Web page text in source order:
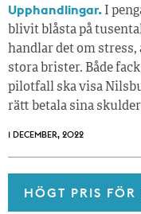
Upphandlingar. I
blivit blåsta på
handlar det om stress,
stora brister. Både
pilotfall ska visa
rätt betala sina
1 DECEMBER, 2022
HÖGT PRIS